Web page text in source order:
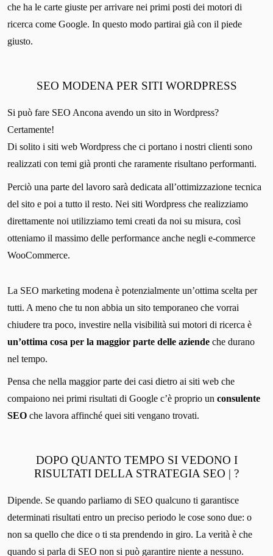
che ha le carte giuste per arrivare nei primi posti dei motori di
ricerca come Google. In questo modo partirai già con il piede
giusto.
SEO MODENA PER SITI WORDPRESS
Si può fare SEO Ancona avendo un sito in Wordpress?
Certamente!
Di solito i siti web Wordpress che ci portano i nostri clienti sono
realizzati con temi già pronti che raramente risultano performanti.
Perciò una parte del lavoro sarà dedicata all’ottimizzazione tecnica
del sito e poi a tutto il resto. Nei siti Wordpress che realizziamo
direttamente noi utilizziamo temi creati da noi su misura, così
otteniamo il massimo delle performance anche negli e-commerce
WooCommerce.
La SEO marketing modena è potenzialmente un’ottima scelta per
tutti. A meno che tu non abbia un sito temporaneo che vorrai
chiudere tra poco, investire nella visibilità sui motori di ricerca è
un’ottima cosa per la maggior parte delle aziende che durano
nel tempo.
Pensa che nella maggior parte dei casi dietro ai siti web che
compaiono nei primi risultati di Google c’è proprio un consulente
SEO che lavora affinché quei siti vengano trovati.
DOPO QUANTO TEMPO SI VEDONO I
RISULTATI DELLA STRATEGIA SEO | ?
Dipende. Se quando parliamo di SEO qualcuno ti garantisce
determinati risultati entro un preciso periodo le cose sono due: o
non sa quello che dice o ti sta prendendo in giro. La verità è che
quando si parla di SEO non si può garantire niente a nessuno.